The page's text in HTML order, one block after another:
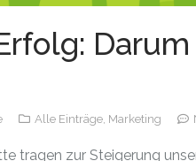
Alle Einträge, Marketing
tragen zur Steigerung